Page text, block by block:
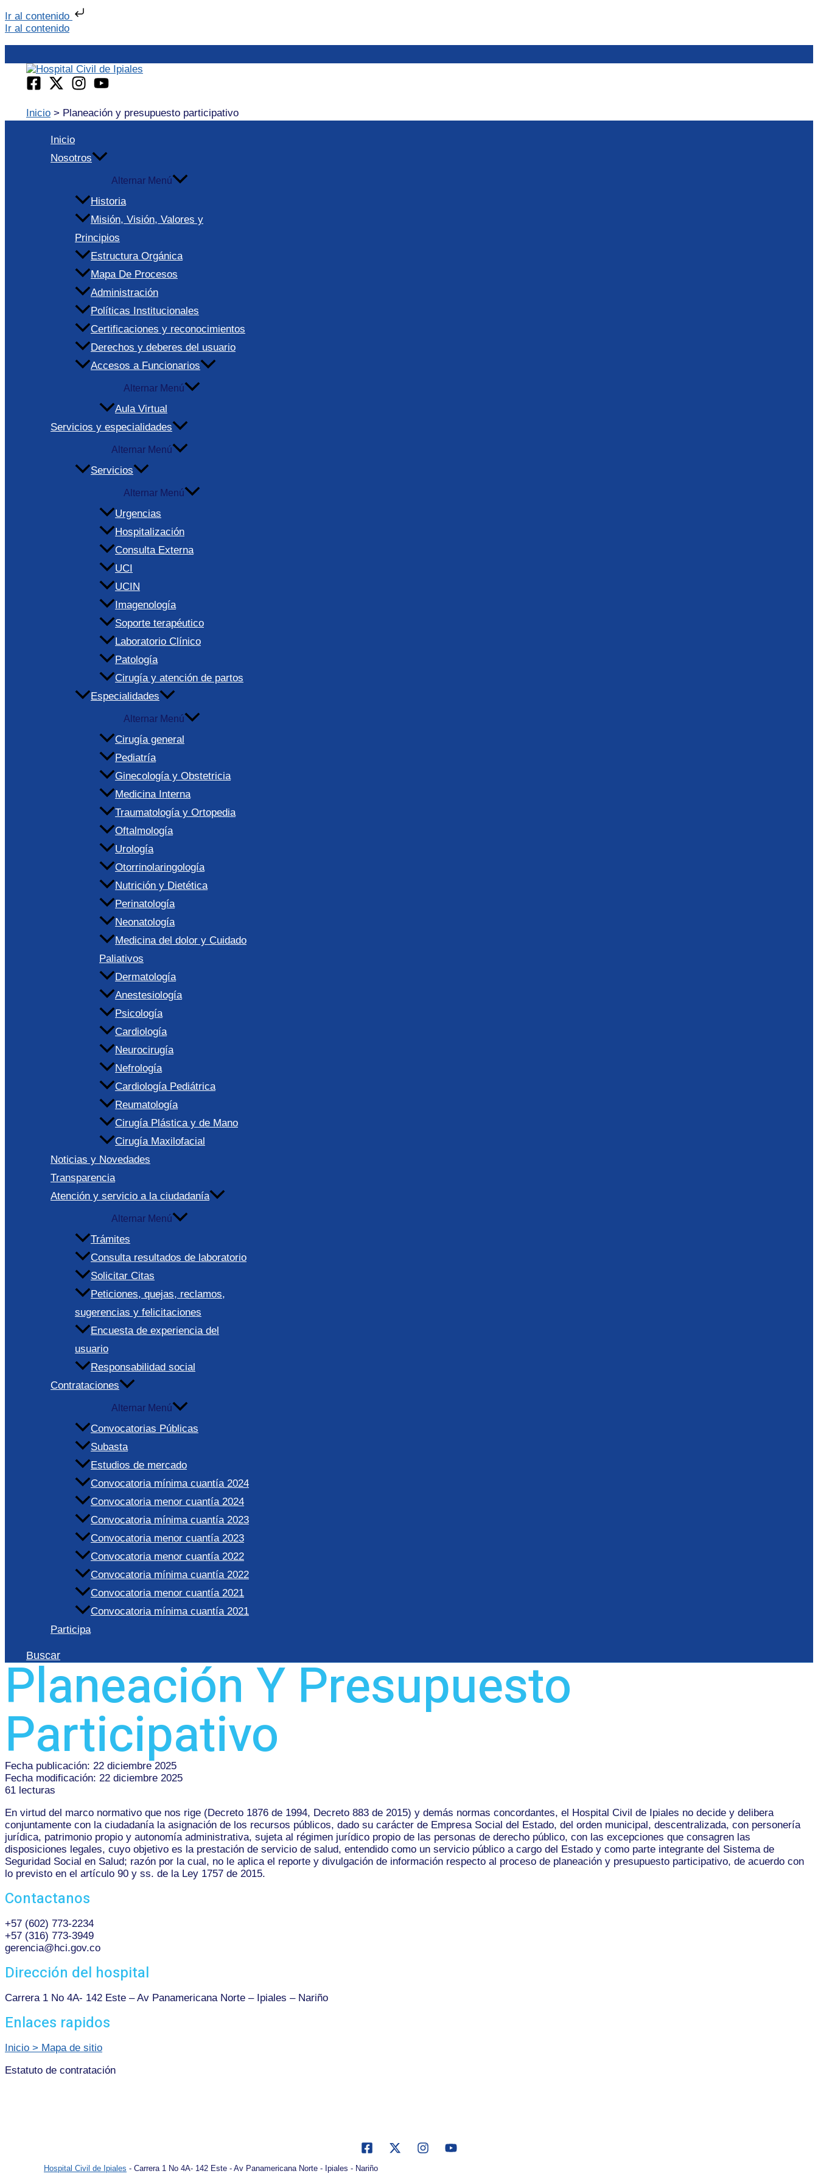
Ir al contenido
Ir al contenido
Inicio Planeación y presupuesto participativo
Inicio
Nosotros
Alternar Menú
Historia
Misión, Visión, Valores y
Principios
Estructura Orgánica
Mapa De Procesos
Administración
Políticas Institucionales
Certificaciones y reconocimientos
Derechos y deberes del usuario
Accesos a Funcionarios
Alternar Menú
Aula Virtual
Servicios y especialidades
Alternar Menú
Servicios
Alternar Menú
Urgencias
Hospitalización
Consulta Externa
UCI
UCIN
Imagenología
Soporte terapéutico
Laboratorio Clínico
Patología
Cirugía y atención de partos
Especialidades
Alternar Menú
Cirugía general
Pediatría
Ginecología y Obstetricia
Medicina Interna
Traumatología y Ortopedia
Oftalmología
Urología
Otorrinolaringología
Nutrición y Dietética
Perinatología
Neonatología
Medicina del dolor y Cuidado
Paliativos
Dermatología
Anestesiología
Psicología
Cardiología
Neurocirugía
Nefrología
Cardiología Pediátrica
Reumatología
Cirugía Plástica y de Mano
Cirugía Maxilofacial
Noticias y Novedades
Transparencia
Atención y servicio a la ciudadanía
Alternar Menú
Trámites
Consulta resultados de laboratorio
Solicitar Citas
Peticiones, quejas, reclamos,
sugerencias y felicitaciones
Encuesta de experiencia del
usuario
Responsabilidad social
Contrataciones
Alternar Menú
Convocatorias Públicas
Subasta
Estudios de mercado
Convocatoria mínima cuantía 2024
Convocatoria menor cuantía 2024
Convocatoria mínima cuantía 2023
Convocatoria menor cuantía 2023
Convocatoria menor cuantía 2022
Convocatoria mínima cuantía 2022
Convocatoria menor cuantía 2021
Convocatoria mínima cuantía 2021
Participa
Buscar
Planeación Y Presupuesto
Participativo
Fecha publicación: 22 diciembre 2025
Fecha modificación: 22 diciembre 2025
61 lecturas
En virtud del marco normativo que nos rige (Decreto 1876 de 1994, Decreto 883 de 2015) y demás normas concordantes, el Hospital Civil de Ipiales no decide y delibera
conjuntamente con la ciudadanía la asignación de los recursos públicos, dado su carácter de Empresa Social del Estado, del orden municipal, descentralizada, con personería
jurídica, patrimonio propio y autonomía administrativa, sujeta al régimen jurídico propio de las personas de derecho público, con las excepciones que consagren las
disposiciones legales, cuyo objetivo es la prestación de servicio de salud, entendido como un servicio público a cargo del Estado y como parte integrante del Sistema de
Seguridad Social en Salud; razón por la cual, no le aplica el reporte y divulgación de información respecto al proceso de planeación y presupuesto participativo, de acuerdo con
lo previsto en el artículo 90 y ss. de la Ley 1757 de 2015.
Contactanos
+57 (602) 773-2234
+57 (316) 773-3949
gerencia@hci.gov.co
Dirección del hospital
Carrera 1 No 4A- 142 Este – Av Panamericana Norte – Ipiales – Nariño
Enlaces rapidos
Inicio > Mapa de sitio
Estatuto de contratación
Hospital Civil de Ipiales - Carrera 1 No 4A- 142 Este - Av Panamericana Norte - Ipiales - Nariño